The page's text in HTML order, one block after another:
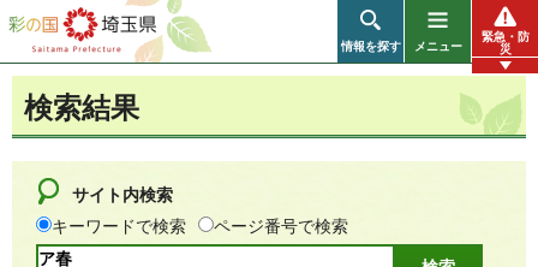
彩の国 埼玉県
情報を探す メニュー
緊急・防
災
検索結果
サイト内検索
キーワードで検索
ページ番号で検索